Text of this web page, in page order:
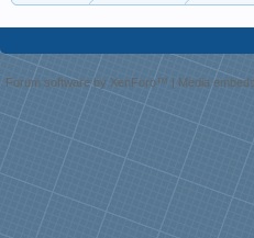
Forum software by XenForo™ | Media